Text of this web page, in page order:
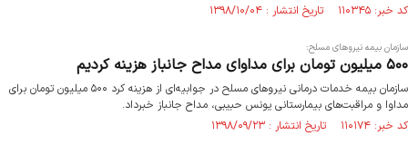
کد خبر: ۱۱۰۳۴۵ تاریخ انتشار : ۱۳۹۸/۱۰/۰۴
سازمان بیمه نیروهای مسلح:
۵۰۰ میلیون تومان برای مداوای مداح جانباز هزینه کردیم
سازمان بیمه خدمات درمانی نیروهای مسلح در جوابیه‌ای از هزینه کرد ۵۰۰ میلیون تومان برای
مداوا و مراقبت‌های بیمارستانی یونس حبیبی، مداح جانباز خبرداد.
کد خبر: ۱۱۰۱۷۴ تاریخ انتشار : ۱۳۹۸/۰۹/۲۳